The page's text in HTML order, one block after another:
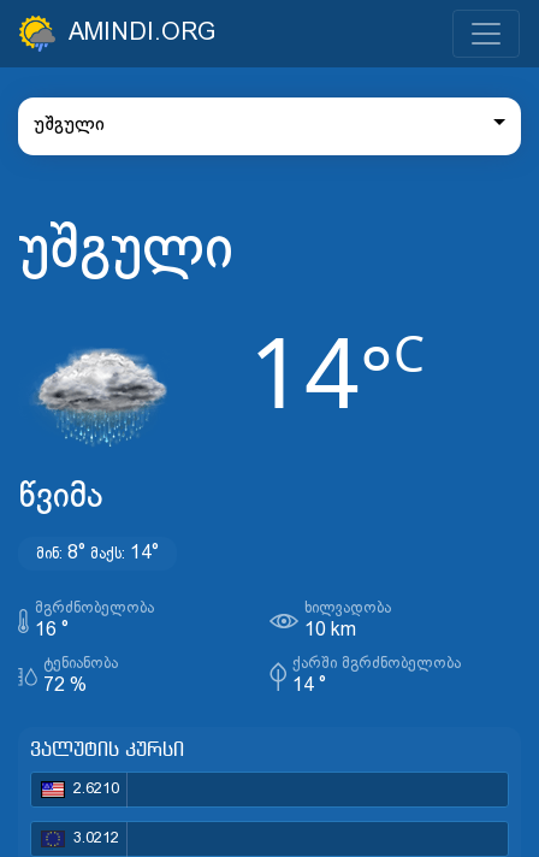
AMINDI.ORG
უშგული
უშგული
14°C
წვიმა
მინ: 8° მაქს: 14°
ᲛᲒᲠᲫᲜᲝᲑᲔᲚᲝᲑᲐ
16 °
ᲮᲘᲚᲕᲐᲓᲝᲑᲐ
10 km
ᲢᲔᲜᲘᲐᲜᲝᲑᲐ
72 %
ᲥᲐᲠᲨᲘ ᲛᲒᲠᲫᲜᲝᲑᲔᲚᲝᲑᲐ
14 °
ვალუტის კურსი
2.6210
3.0212